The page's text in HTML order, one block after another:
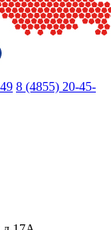
8 (4855) 20-45-